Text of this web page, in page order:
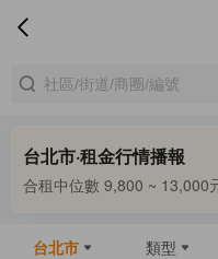
台北市·租金行情播報
合租中位數 9,800 ~ 13,000
台北市 類型